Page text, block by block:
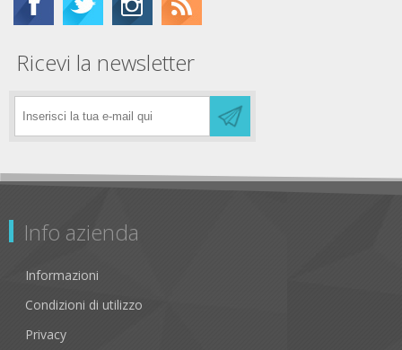
Ricevi la newsletter
Info azienda
Informazioni
Condizioni di utilizzo
Privacy